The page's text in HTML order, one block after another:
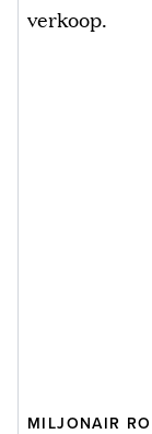
verkoop.
MILJONAIR